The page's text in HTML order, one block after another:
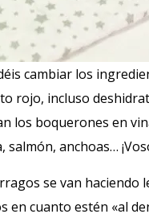
cambiar los
rojo, incluso
los boquerones en
anchoas…
se van haciendo
cuanto estén «al